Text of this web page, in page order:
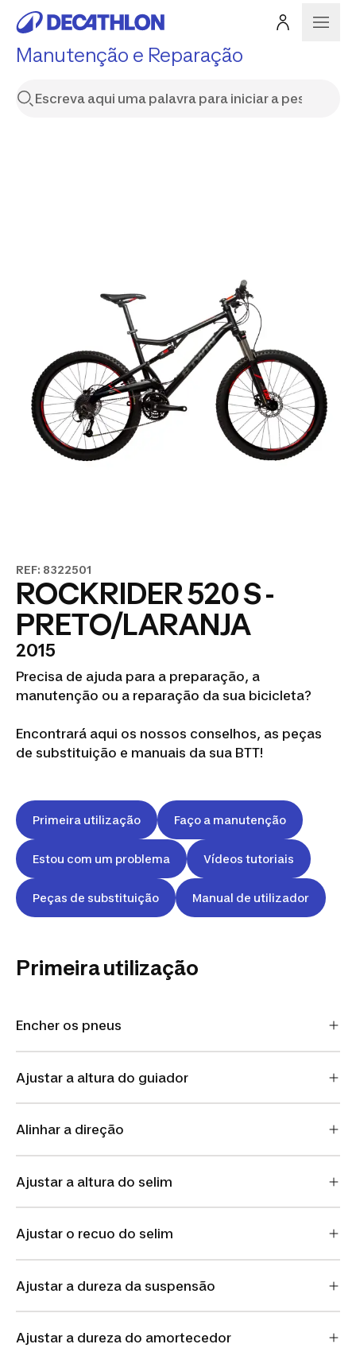
Manutenção e Reparação
REF: 8322501
ROCKRIDER 520 S -
PRETO/LARANJA
2015
Precisa de ajuda para a preparação, a
manutenção ou a reparação da sua bicicleta?
Encontrará aqui os nossos conselhos, as peças
de substituição e manuais da sua BTT!
Primeira utilização Faço a manutenção
Estou com um problema Vídeos tutoriais
Peças de substituição Manual de utilizador
Primeira utilização
Encher os pneus
Ajustar a altura do guiador
Alinhar a direção
Ajustar a altura do selim
Ajustar o recuo do selim
Ajustar a dureza da suspensão
Ajustar a dureza do amortecedor